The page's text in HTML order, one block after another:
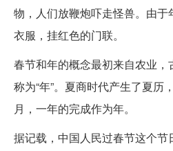
物，人们放鞭炮吓走怪兽。由
衣服，挂红色的门联。
春节和年的概念最初来自农业
称为“年”。夏商时代产生了夏历
月，一年的完成作为年。
据记载，中国人民过春节这个节